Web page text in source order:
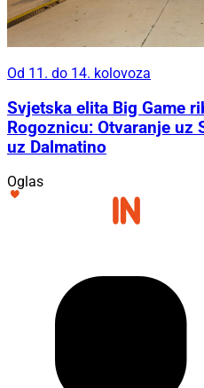
Od 11. do 14. kolovoza
Svjetska elita Big Game
Rogoznicu: Otvaranje uz
uz Dalmatino
Oglas